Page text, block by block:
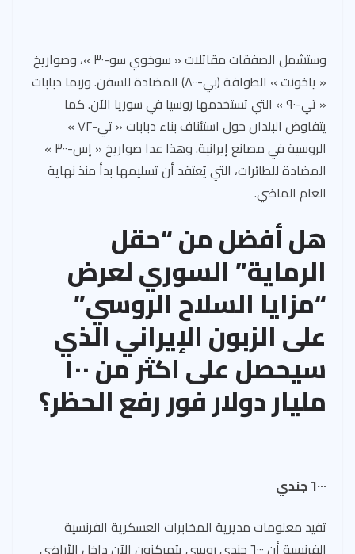
وستشمل الصفقات مقاتلات « سوخوي سو-٣٠ »، وصواريخ
« ياخونت » الطوافة (بي-٨٠٠) المضادة للسفن. وربما دبابات
« تي-٩٠ » التي تستخدمها روسيا في سوريا الآن. كما
يتفاوض البلدان حول استئناف بناء دبابات « تي-٧٢ »
الروسية في مصانع إيرانية. وهذا عدا صواريخ « إس-٣٠٠ »
المضادة للطائرات، التي يُعتقد أن تسليمها بدأ منذ نهاية
العام الماضي.
هل أفضل من “حقل
الرماية” السوري لعرض
“مزايا السلاح الروسي”
على الزبون الإيراني الذي
سيحصل على اكثر من ١٠٠
مليار دولار فور رفع الحظر؟
٦٠٠٠ جندي
تفيد معلومات مديرية المخابرات العسكرية الفرنسية